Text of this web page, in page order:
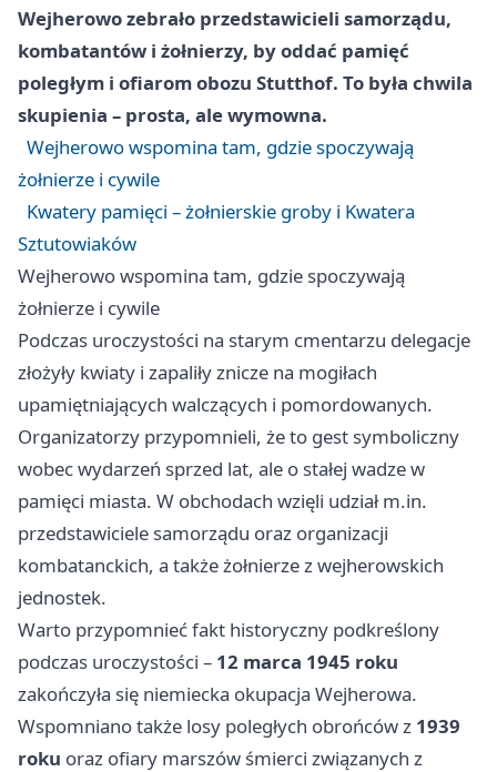
Wejherowo zebrało przedstawicieli samorządu,
kombatantów i żołnierzy, by oddać pamięć
poległym i ofiarom obozu Stutthof. To była chwila
skupienia – prosta, ale wymowna.
Wejherowo wspomina tam, gdzie spoczywają
żołnierze i cywile
Kwatery pamięci – żołnierskie groby i Kwatera
Sztutowiaków
Wejherowo wspomina tam, gdzie spoczywają
żołnierze i cywile
Podczas uroczystości na starym cmentarzu delegacje
złożyły kwiaty i zapaliły znicze na mogiłach
upamiętniających walczących i pomordowanych.
Organizatorzy przypomnieli, że to gest symboliczny
wobec wydarzeń sprzed lat, ale o stałej wadze w
pamięci miasta. W obchodach wzięli udział m.in.
przedstawiciele samorządu oraz organizacji
kombatanckich, a także żołnierze z wejherowskich
jednostek.
Warto przypomnieć fakt historyczny podkreślony
podczas uroczystości – 12 marca 1945 roku
zakończyła się niemiecka okupacja Wejherowa.
Wspomniano także losy poległych obrońców z 1939
roku oraz ofiary marszów śmierci związanych z